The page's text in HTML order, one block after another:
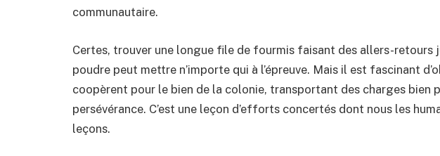
communautaire.
Certes, trouver une longue file de fourmis faisant des allers-retours
poudre peut mettre n’importe qui à l’épreuve. Mais il est fascinant
coopèrent pour le bien de la colonie, transportant des charges bien
persévérance. C’est une leçon d’efforts concertés dont nous les
leçons.